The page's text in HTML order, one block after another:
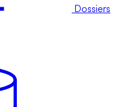
Dossiers